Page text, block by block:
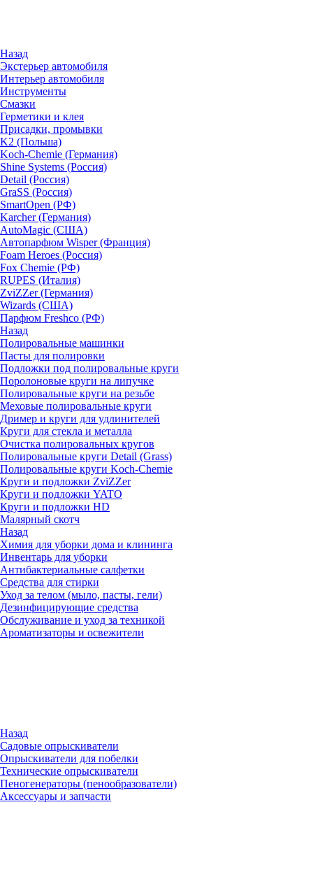
Назад
Экстерьер автомобиля
Интерьер автомобиля
Инструменты
Смазки
Герметики и клея
Присадки, промывки
K2 (Польша)
Koch-Chemie (Германия)
Shine Systems (Россия)
Detail (Россия)
GraSS (Россия)
SmartOpen (РФ)
Karcher (Германия)
AutoMagic (США)
Автопарфюм Wisper (Франция)
Foam Heroes (Россия)
Fox Chemie (РФ)
RUPES (Италия)
ZviZZer (Германия)
Wizards (США)
Парфюм Freshco (РФ)
Назад
Полировальные машинки
Пасты для полировки
Подложки под полировальные круги
Поролоновые круги на липучке
Полировальные круги на резьбе
Меховые полировальные круги
Дример и круги для удлинителей
Круги для стекла и металла
Очистка полировальных кругов
Полировальные круги Detail (Grass)
Полировальные круги Koch-Chemie
Круги и подложки ZviZZer
Круги и подложки YATO
Круги и подложки HD
Малярный скотч
Назад
Химия для уборки дома и клининга
Инвентарь для уборки
Антибактериальные салфетки
Средства для стирки
Уход за телом (мыло, пасты, гели)
Дезинфицирующие средства
Обслуживание и уход за техникой
Ароматизаторы и освежители
Назад
Садовые опрыскиватели
Опрыскиватели для побелки
Технические опрыскиватели
Пеногенераторы (пенообразователи)
Аксессуары и запчасти